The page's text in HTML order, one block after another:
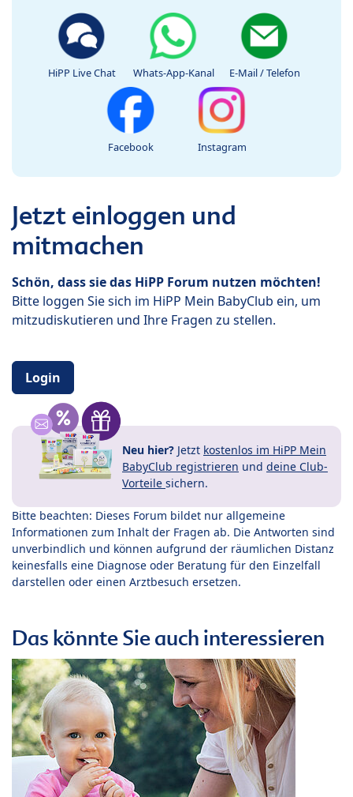
HiPP Live Chat Whats-App-Kanal E-Mail / Telefon
Facebook Instagram
Jetzt einloggen und
mitmachen
Schön, dass sie das HiPP Forum nutzen möchten!
Bitte loggen Sie sich im HiPP Mein BabyClub ein, um
mitzudiskutieren und Ihre Fragen zu stellen.
Login
Neu hier? Jetzt kostenlos im HiPP Mein
BabyClub registrieren und deine Club-
Vorteile sichern.
Bitte beachten: Dieses Forum bildet nur allgemeine
Informationen zum Inhalt der Fragen ab. Die Antworten sind
unverbindlich und können aufgrund der räumlichen Distanz
keinesfalls eine Diagnose oder Beratung für den Einzelfall
darstellen oder einen Arztbesuch ersetzen.
Das könnte Sie auch interessieren